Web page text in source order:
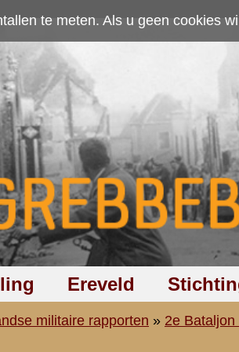
toestaan kunt u hier klikken Accepteer cookies
Discussiegroep Zoeken
(II-11 R.I.) »Staf (St.-II-11 R.I.)
behorende tot II-11 R.I.
afschrift.